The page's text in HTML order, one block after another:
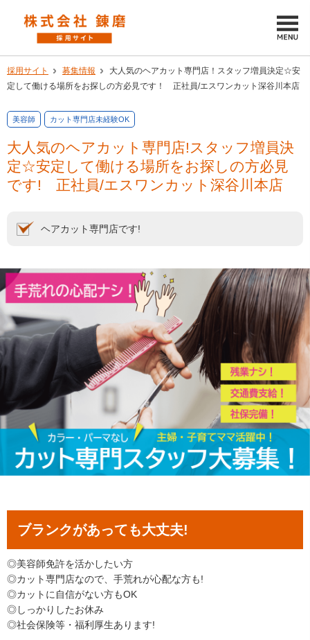
採用サイト 募集情報
大人気のヘアカット専門店！スタッフ増員決定☆安
定して働ける場所をお探しの方必見です！ 正社員/エスワンカット深谷川本店
美容師 カット専門店未経験OK
大人気のヘアカット専門店!スタッフ増員決
定☆安定して働ける場所をお探しの方必見
です! 正社員/エスワンカット深谷川本店
ヘアカット専門店です!
ブランクがあっても大丈夫!
◎美容師免許を活かしたい方
◎カット専門店なので、手荒れが心配な方も!
◎カットに自信がない方もOK
◎しっかりしたお休み
◎社会保険等・福利厚生あります!